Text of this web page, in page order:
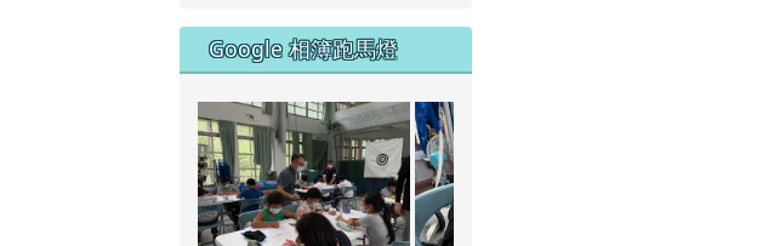
DSC_1960.JPG
Google 相簿跑馬燈